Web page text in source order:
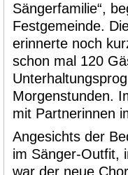
Sängerfamilie“,
Festgemeinde.
erinnerte noch
schon mal 120
Morgenstunden.
mit Partnerinnen
Angesichts der
im Sänger-Outfit,
war der neue